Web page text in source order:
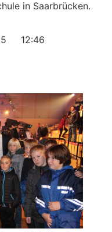
in Saarbrücken.
12:46